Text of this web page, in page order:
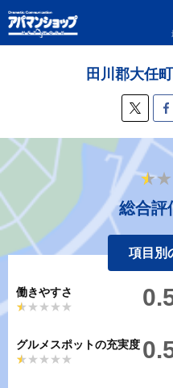
田川郡大任
総合評
項目別
働きやすさ
★★★★★
★★★★★
グルメスポットの充実度
★★★★★
★★★★★